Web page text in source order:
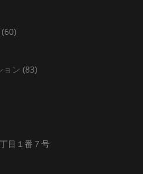
(60)
ョン (83)
目１番７号